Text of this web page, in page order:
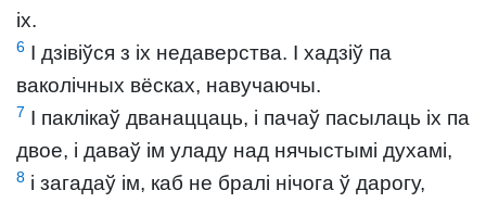
іх.
6 І дзівіўся з іх недаверства. І хадзіў па
ваколічных вёсках, навучаючы.
7 І паклікаў дванаццаць, і пачаў пасылаць іх па
двое, і даваў ім уладу над нячыстымі духамі,
8 і загадаў ім, каб не бралі нічога ў дарогу,